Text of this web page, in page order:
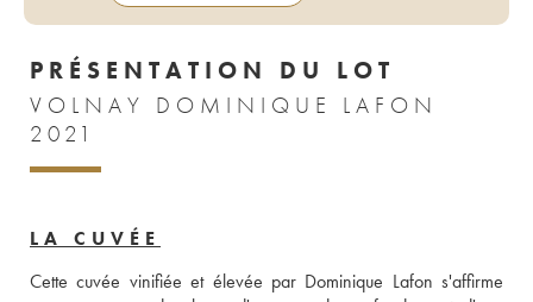
PRÉSENTATION DU LOT
VOLNAY DOMINIQUE LAFON
2021
LA CUVÉE
Cette cuvée vinifiée et élevée par Dominique Lafon s'affirme